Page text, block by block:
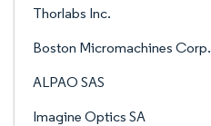
Thorlabs Inc.
Boston Micromachines Corp.
ALPAO SAS
Imagine Optics SA